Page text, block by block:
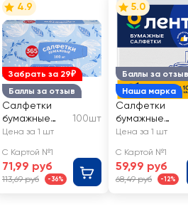
Забрать за 29₽
Баллы за отзыв
4.9
Салфетки
бумажные
косметическ
2-слоя
100шт
Цена за 1 шт
С Картой №1
71,99 руб
113,69 руб -36%
Баллы за отзыв
Наша марка
5.0
Салфетки
бумажные
ЛЕНТА белые
24х24см
Цена за 1 шт
С Картой №1
59,99 руб
68,49 руб -12%